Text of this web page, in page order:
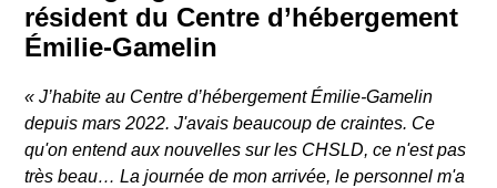
résident du Centre d’hébergement
Émilie-Gamelin
« J’habite au Centre d’hébergement Émilie-Gamelin
depuis mars 2022. J'avais beaucoup de craintes. Ce
qu'on entend aux nouvelles sur les CHSLD, ce n'est pas
très beau… La journée de mon arrivée, le personnel m'a